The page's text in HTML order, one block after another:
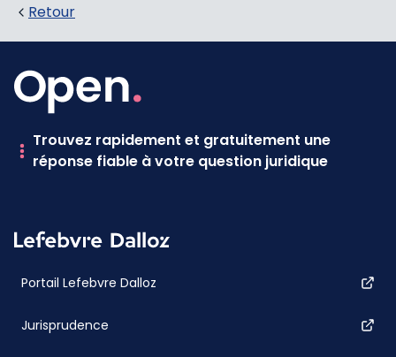
Retour
Trouvez rapidement et gratuitement une
réponse fiable à votre question juridique
Portail Lefebvre Dalloz
Jurisprudence